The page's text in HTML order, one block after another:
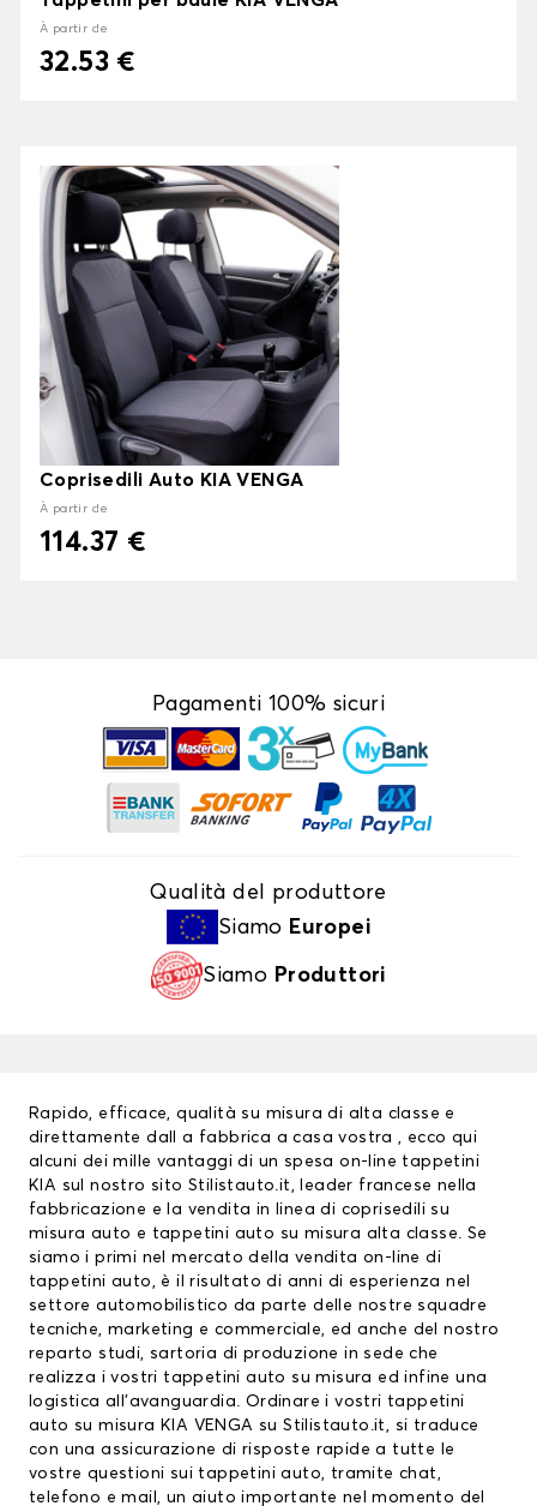
À partir de
32.53 €
Coprisedili Auto KIA VENGA
À partir de
114.37 €
Pagamenti 100% sicuri
Qualità del produttore
Siamo Europei
Siamo Produttori
Rapido, efficace, qualità su misura di alta classe e
direttamente dall a fabbrica a casa vostra , ecco qui
alcuni dei mille vantaggi di un spesa on-line tappetini
KIA sul nostro sito Stilistauto.it, leader francese nella
fabbricazione e la vendita in linea di coprisedili su
misura auto e tappetini auto su misura alta classe. Se
siamo i primi nel mercato della vendita on-line di
tappetini auto, è il risultato di anni di esperienza nel
settore automobilistico da parte delle nostre squadre
tecniche, marketing e commerciale, ed anche del nostro
reparto studi, sartoria di produzione in sede che
realizza i vostri tappetini auto su misura ed infine una
logistica all’avanguardia. Ordinare i vostri tappetini
auto su misura KIA VENGA su Stilistauto.it, si traduce
con una assicurazione di risposte rapide a tutte le
vostre questioni sui tappetini auto, tramite chat,
telefono e mail, un aiuto importante nel momento del